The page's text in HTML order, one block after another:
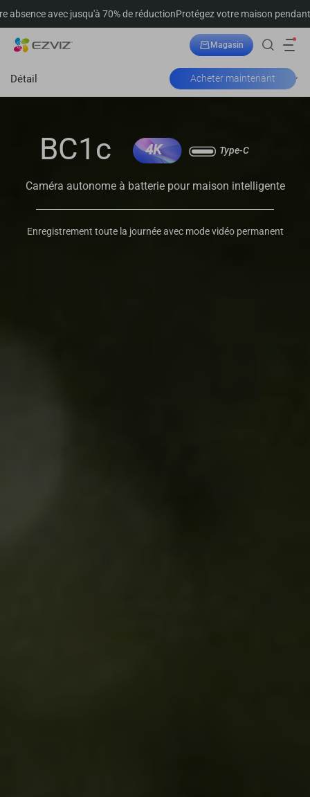
avec jusqu'à 70% de réductionProtégez votre maison pendant votre
Magasin
Détail Acheter maintenant
BC1c 4K Type-C
Caméra autonome à batterie pour maison intelligente
Enregistrement toute la journée avec mode vidéo permanent